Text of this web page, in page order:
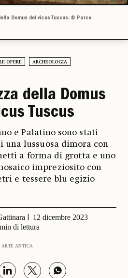
Domus del vicus Tuscus. © Parco
OPERE ARCHEOLOGIA
della Domus
Tuscus
e Palatino sono stati
lussuosa dimora con
a forma di grotta e uno
impreziosito con
e tessere blu egizio
12 dicembre 2023
di lettura
ARTE ANTICA